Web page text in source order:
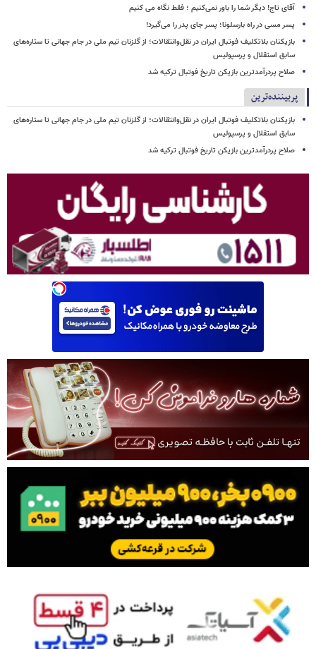
آقای تاج! دیگر شما را باور نمی‌کنیم ؛ فقط نگاه می کنیم
پسر مسی در راه بارسلونا؛ پسر جای پدر را می‌گیرد!
بازیکنان بلاتکلیف فوتبال ایران در نقل‌وانتقالات؛ از گلزنان تیم ملی در جام جهانی تا ستاره‌های
سابق استقلال و پرسپولیس
صلاح پردرآمدترین بازیکن تاریخ فوتبال ترکیه شد
پربیننده‌ترین
بازیکنان بلاتکلیف فوتبال ایران در نقل‌وانتقالات؛ از گلزنان تیم ملی در جام جهانی تا ستاره‌های
سابق استقلال و پرسپولیس
صلاح پردرآمدترین بازیکن تاریخ فوتبال ترکیه شد